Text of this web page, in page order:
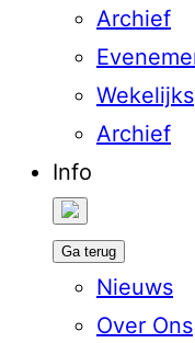
Archief
Wekelijks
Archief
Info
Ga terug
Nieuws
Over Ons